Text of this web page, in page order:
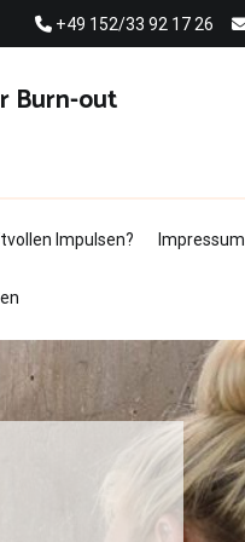
+49 152/33 92 17 26
Burn-out
Impulsen? Impressum